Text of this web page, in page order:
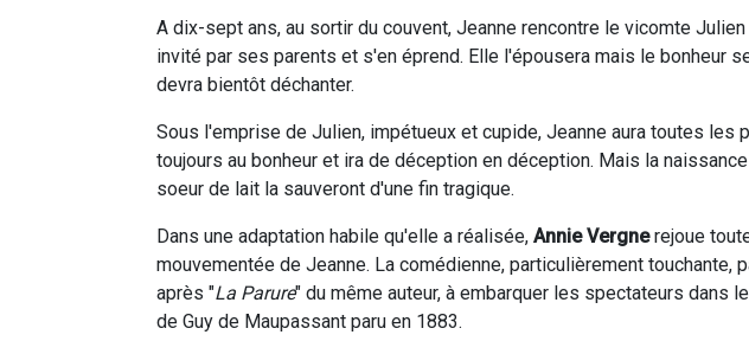
A dix-sept ans, au sortir du couvent, Jeanne rencontre le vicomte Julien
invité par ses parents et s'en éprend. Elle l'épousera mais le bonheur
devra bientôt déchanter.
Sous l'emprise de Julien, impétueux et cupide, Jeanne aura toutes les
toujours au bonheur et ira de déception en déception. Mais la
soeur de lait la sauveront d'une fin tragique.
Dans une adaptation habile qu'elle a réalisée, Annie Vergnerejoue
mouvementée de Jeanne. La comédienne, particulièrement touchante,
après "La Parure" du même auteur, à embarquer les spectateurs dans
de Guy de Maupassant paru en 1883.